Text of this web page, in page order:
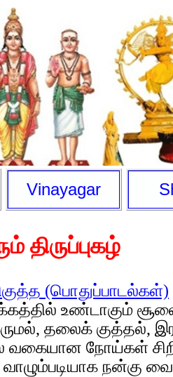
Vinayagar
திருப்புகழ்
(பொதுப்பாடல்கள்)
உண்டாகும்
தலைக் குத்தல்,
வகையான நோய்கள்
வாழும்படியாக நன்கு